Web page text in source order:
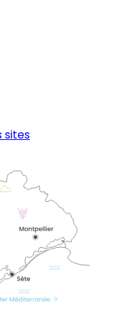
sites